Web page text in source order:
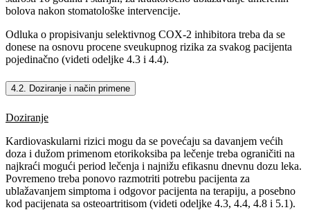
bolova nakon stomatološke intervencije.
Odluka o propisivanju selektivnog COX-2 inhibitora treba da se
donese na osnovu procene sveukupnog rizika za svakog pacijenta
pojedinačno (videti odeljke 4.3 i 4.4).
4.2. Doziranje i način primene
Doziranje
Kardiovaskularni rizici mogu da se povećaju sa davanjem većih
doza i dužom primenom etorikoksiba pa lečenje treba ograničiti na
najkraći mogući period lečenja i najnižu efikasnu dnevnu dozu leka.
Povremeno treba ponovo razmotriti potrebu pacijenta za
ublažavanjem simptoma i odgovor pacijenta na terapiju, a posebno
kod pacijenata sa osteoartritisom (videti odeljke 4.3, 4.4, 4.8 i 5.1).